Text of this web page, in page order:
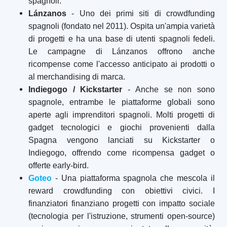
Lánzanos - Uno dei primi siti di crowdfunding
spagnoli (fondato nel 2011). Ospita un'ampia varietà
di progetti e ha una base di utenti spagnoli fedeli.
Le campagne di Lánzanos offrono anche
ricompense come l'accesso anticipato ai prodotti o
al merchandising di marca.
Indiegogo / Kickstarter - Anche se non sono
spagnole, entrambe le piattaforme globali sono
aperte agli imprenditori spagnoli. Molti progetti di
gadget tecnologici e giochi provenienti dalla
Spagna vengono lanciati su Kickstarter o
Indiegogo, offrendo come ricompensa gadget o
offerte early-bird.
Goteo - Una piattaforma spagnola che mescola il
reward crowdfunding con obiettivi civici. I
finanziatori finanziano progetti con impatto sociale
(tecnologia per l'istruzione, strumenti open-source)